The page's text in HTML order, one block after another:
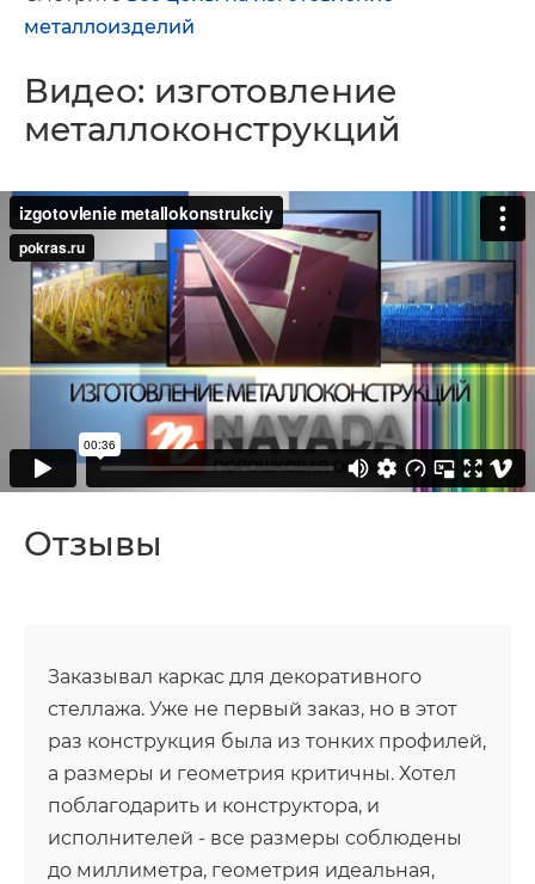
металлоизделий
Видео: изготовление
металлоконструкций
Отзывы
Заказывал каркас для декоративного
стеллажа. Уже не первый заказ, но в этот
раз конструкция была из тонких профилей,
а размеры и геометрия критичны. Хотел
поблагодарить и конструктора, и
исполнителей - все размеры соблюдены
до миллиметра, геометрия идеальная,